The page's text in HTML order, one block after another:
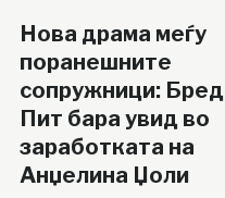
Нова драма меѓу
поранешните
сопружници: Бред
Пит бара увид во
заработката на
Анџелина Џоли